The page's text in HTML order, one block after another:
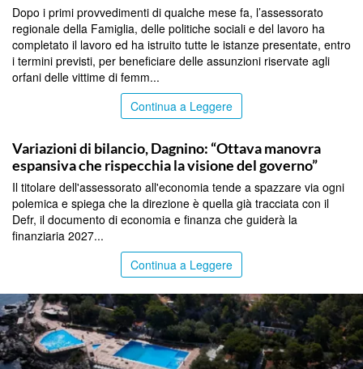
Dopo i primi provvedimenti di qualche mese fa, l’assessorato
regionale della Famiglia, delle politiche sociali e del lavoro ha
completato il lavoro ed ha istruito tutte le istanze presentate, entro
i termini previsti, per beneficiare delle assunzioni riservate agli
orfani delle vittime di femm...
Continua a Leggere
Variazioni di bilancio, Dagnino: “Ottava manovra
espansiva che rispecchia la visione del governo”
Il titolare dell'assessorato all'economia tende a spazzare via ogni
polemica e spiega che la direzione è quella già tracciata con il
Defr, il documento di economia e finanza che guiderà la
finanziaria 2027...
Continua a Leggere